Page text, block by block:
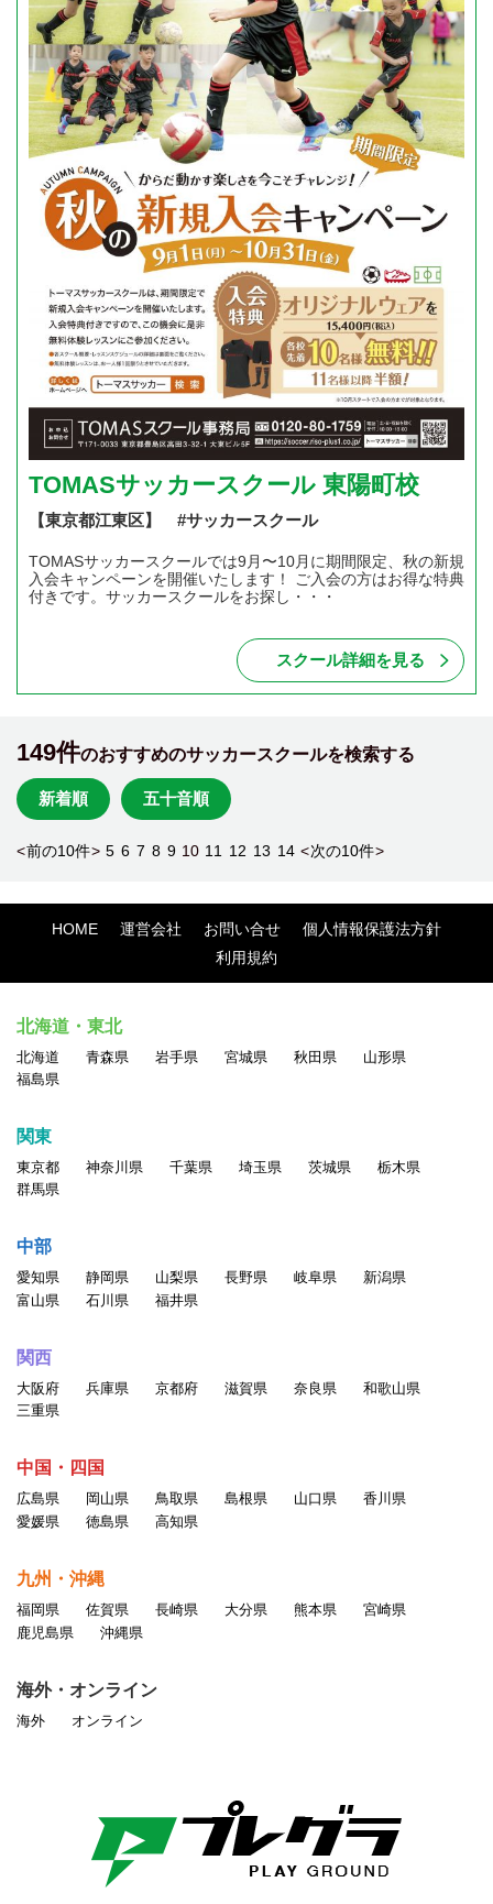
TOMASサッカースクール 東陽町校
【東京都江東区】 #サッカースクール
TOMASサッカースクールでは9月〜10月に期間限定、秋の新規
入会キャンペーンを開催いたします！ ご入会の方はお得な特典
付きです。サッカースクールをお探し・・・
スクール詳細を見る
149件のおすすめのサッカースクールを検索する
新着順 五十音順
<前の10件> 5 6 7 8 9 10 11 12 13 14 <次の10件>
HOME 運営会社 お問い合せ
個人情報保護法方針
利用規約
北海道・東北
北海道 青森県 岩手県 宮城県 秋田県
山形県
福島県
関東
東京都 神奈川県 千葉県 埼玉県 茨城県
栃木県
群馬県
中部
愛知県 静岡県 山梨県 長野県 岐阜県
新潟県
富山県
石川県 福井県
関西
大阪府 兵庫県 京都府 滋賀県 奈良県
和歌山県
三重県
中国・四国
広島県 岡山県 鳥取県 島根県 山口県
香川県
愛媛県
徳島県 高知県
九州・沖縄
福岡県 佐賀県 長崎県 大分県 熊本県
宮崎県
鹿児島県
沖縄県
海外・オンライン
海外 オンライン